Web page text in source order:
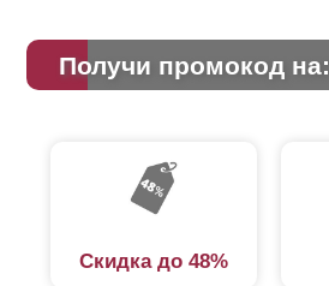
Получи промокод на:
Скидка до 48%